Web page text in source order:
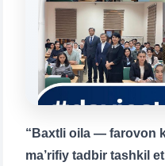
“Baxtli oila — farovon
ma’rifiy tadbir tashkil
5. Tuition fee (2)
7. Call-center (4)
9. Master quota (1) ✉️